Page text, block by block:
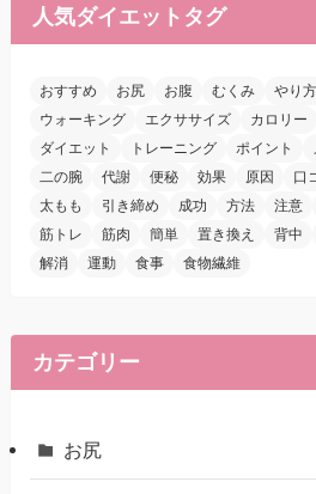
人気ダイエットタグ
おすすめ お尻 お腹 むくみ やり方
ウォーキング
エクササイズ カロリー
ダイエット
トレーニング ポイント
二の腕
代謝 便秘 効果 原因 口
太もも
引き締め 成功 方法 注意
筋トレ
筋肉 簡単 置き換え 背中
解消
運動 食事 食物繊維
カテゴリー
お尻